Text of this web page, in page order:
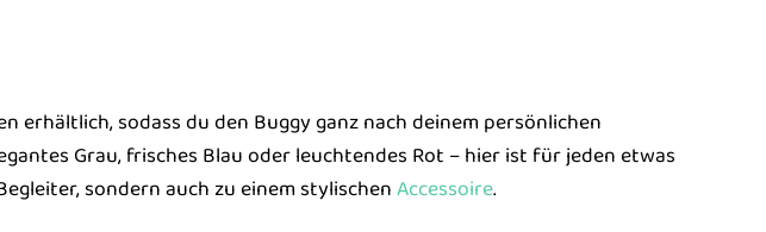
erhältlich, sodass du den Buggy ganz nach deinem persönlichen
Grau, frisches Blau oder leuchtendes Rot – hier ist für jeden etwas
sondern auch zu einem stylischenAccessoire.